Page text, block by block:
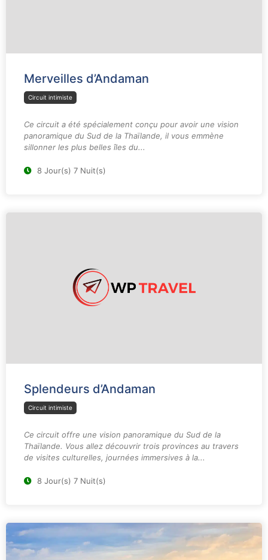
Merveilles d’Andaman
Circuit intimiste
Ce circuit a été spécialement conçu pour avoir une vision
panoramique du Sud de la Thaïlande, il vous emmène
sillonner les plus belles îles du...
8 Jour(s) 7 Nuit(s)
Splendeurs d’Andaman
Circuit intimiste
Ce circuit offre une vision panoramique du Sud de la
Thaïlande. Vous allez découvrir trois provinces au travers
de visites culturelles, journées immersives à la...
8 Jour(s) 7 Nuit(s)